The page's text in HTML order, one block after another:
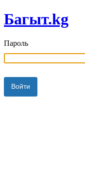
Багыт.kg
Пароль